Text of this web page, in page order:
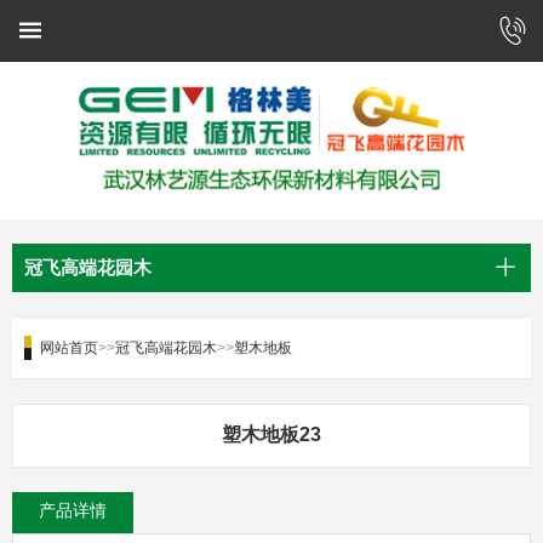
冠飞高端花园木
网站首页>>冠飞高端花园木>>塑木地板
塑木地板23
产品详情